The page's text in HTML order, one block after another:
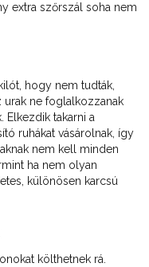
extra szőrszál soha nem
hogy nem tudták,
urak ne foglalkozzanak
Elkezdik takarni a
ruhákat vásárolnak, így
nem kell minden
ha nem olyan
különösen karcsú
költhetnek rá.